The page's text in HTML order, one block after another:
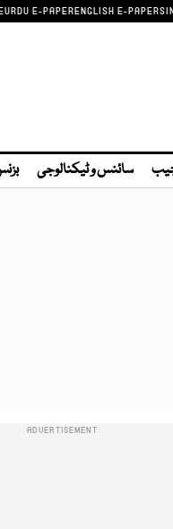
URDU E-PAPERENGLISH E-PAPER
سائنس و ٹیکنالوجی